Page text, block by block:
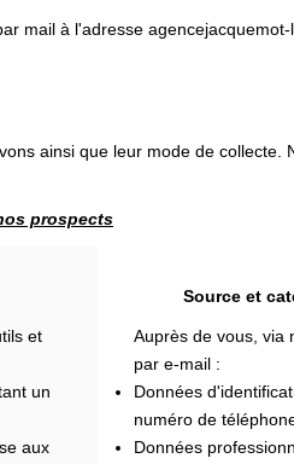
mail à l'adresse
ainsi que leur mode de collecte.
prospects
et
un
aux
Source et
Auprès de vous, via
par e-mail :
Données
numéro de
Données